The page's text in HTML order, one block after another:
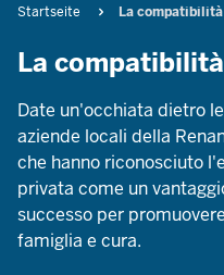
Breadcrumb
Startseite La
La
Date un'occhiata dietro
aziende locali della
che hanno riconosciuto
privata come un
successo per
famiglia e cura.